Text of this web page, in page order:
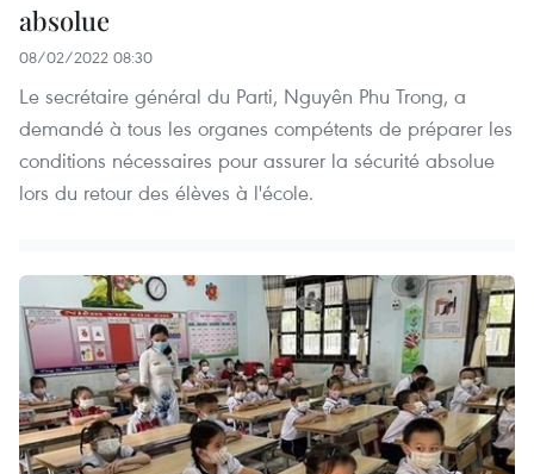
absolue
08/02/2022 08:30
Le secrétaire général du Parti, Nguyên Phu Trong, a
demandé à tous les organes compétents de préparer les
conditions nécessaires pour assurer la sécurité absolue
lors du retour des élèves à l'école.